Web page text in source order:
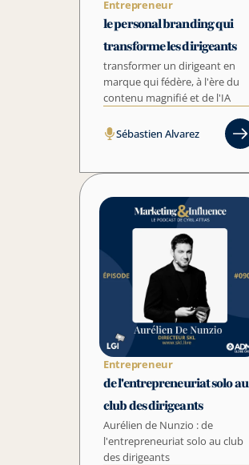
Entrepreneur
le personal branding qui
transforme les dirigeants
transformer un dirigeant en
marque qui fédère, à l'ère du
contenu magnifié et de l'IA
Sébastien Alvarez
Entrepreneur
de l'entrepreneuriat solo au
club des dirigeants
Aurélien de Nunzio : de
l'entrepreneuriat solo au club
des dirigeants